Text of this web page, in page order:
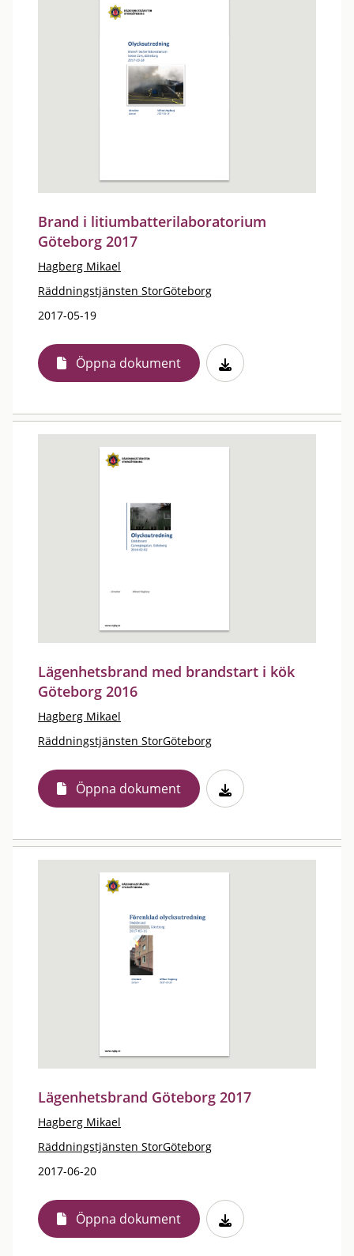
Brand i litiumbatterilaboratorium
Göteborg 2017
Hagberg Mikael
Räddningstjänsten StorGöteborg
2017-05-19
Öppna dokument
Lägenhetsbrand med brandstart i kök
Göteborg 2016
Hagberg Mikael
Räddningstjänsten StorGöteborg
Öppna dokument
Lägenhetsbrand Göteborg 2017
Hagberg Mikael
Räddningstjänsten StorGöteborg
2017-06-20
Öppna dokument